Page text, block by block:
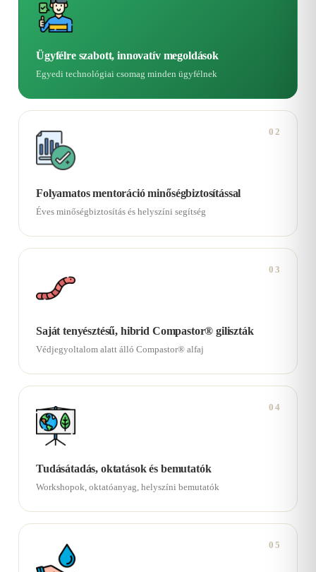
Ügyfélre szabott, innovatív megoldások
Egyedi technológiai csomag minden ügyfélnek
02
Folyamatos mentoráció minőségbiztosítással
Éves minőségbiztosítás és helyszíni segítség
03
Saját tenyésztésű, hibrid Compastor® giliszták
Védjegyoltalom alatt álló Compastor® alfaj
04
Tudásátadás, oktatások és bemutatók
Workshopok, oktatóanyag, helyszíni bemutatók
05